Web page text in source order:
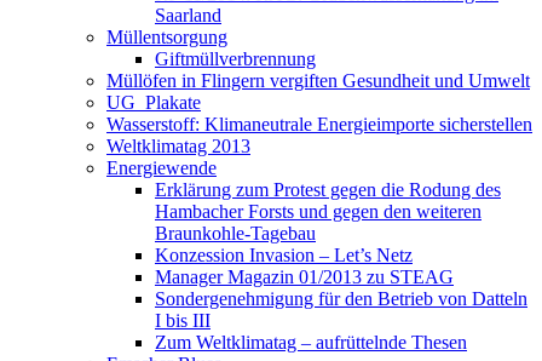
Saarland
Müllentsorgung
Giftmüllverbrennung
Müllöfen in Flingern vergiften Gesundheit und Umwelt
UG_Plakate
Wasserstoff: Klimaneutrale Energieimporte sicherstellen
Weltklimatag 2013
Energiewende
Erklärung zum Protest gegen die Rodung des
Hambacher Forsts und gegen den weiteren
Braunkohle-Tagebau
Konzession Invasion – Let’s Netz
Manager Magazin 01/2013 zu STEAG
Sondergenehmigung für den Betrieb von Datteln
I bis III
Zum Weltklimatag – aufrüttelnde Thesen